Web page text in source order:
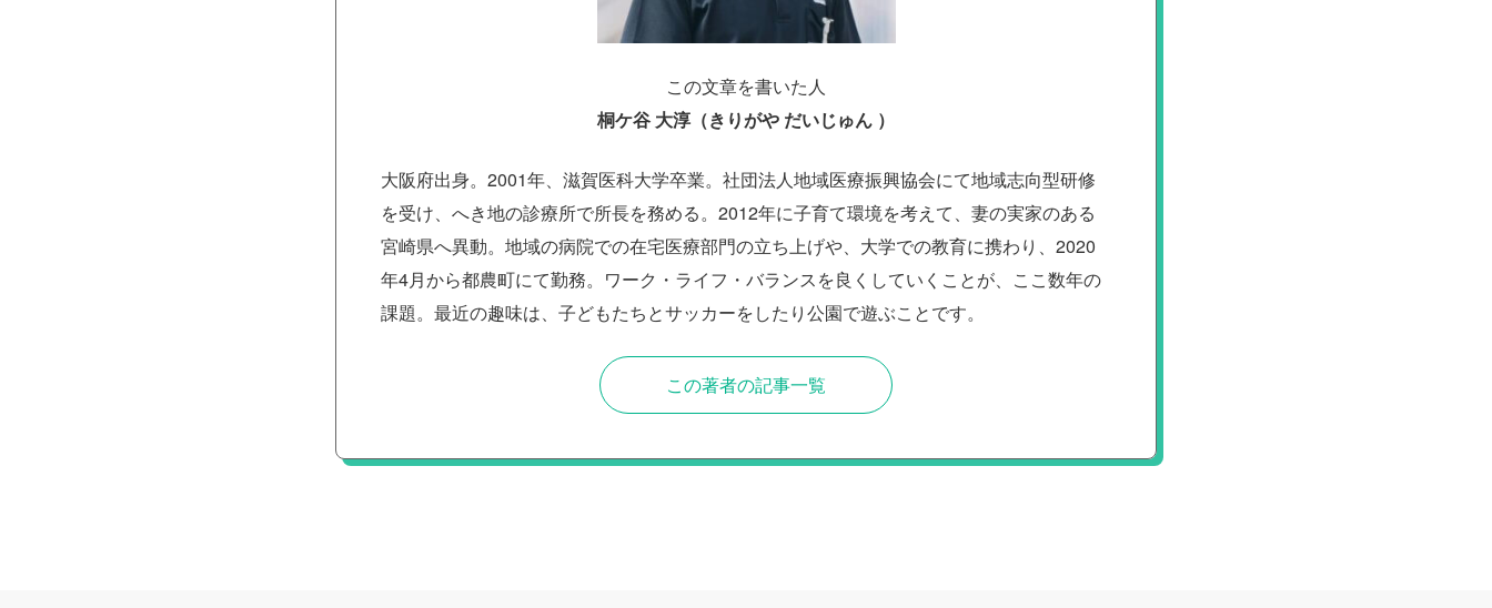
この文章を書いた人
桐ケ谷 大淳（きりがや だいじゅん ）
大阪府出身。2001年、滋賀医科大学卒業。社団法人地域医療振興協会にて地域志向型研修
を受け、へき地の診療所で所長を務める。2012年に子育て環境を考えて、妻の実家のある
宮崎県へ異動。地域の病院での在宅医療部門の立ち上げや、大学での教育に携わり、2020
年4月から都農町にて勤務。ワーク・ライフ・バランスを良くしていくことが、ここ数年の
課題。最近の趣味は、子どもたちとサッカーをしたり公園で遊ぶことです。
この著者の記事一覧